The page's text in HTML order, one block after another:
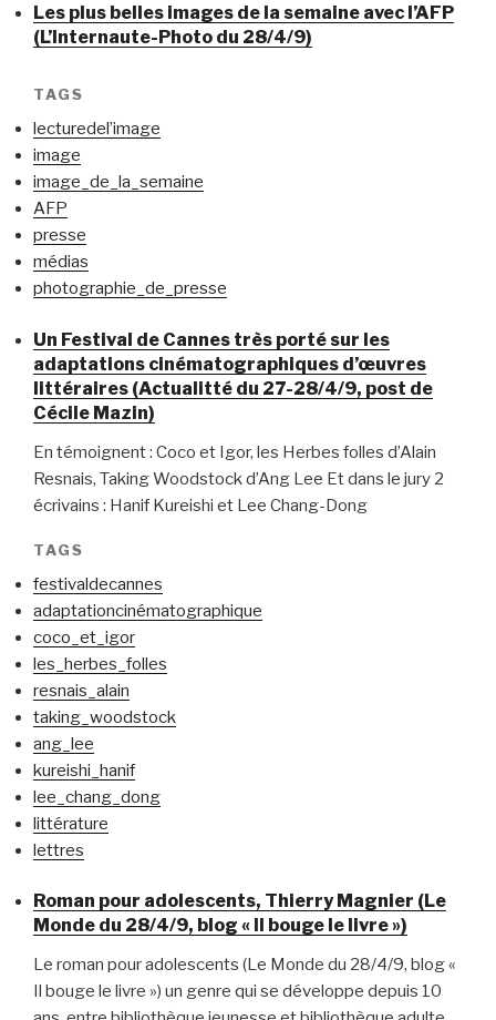
Les plus belles images de la semaine avec l’AFP
(L’Internaute-Photo du 28/4/9)
TAGS
lecturedel’image
image
image_de_la_semaine
AFP
presse
médias
photographie_de_presse
Un Festival de Cannes très porté sur les
adaptations cinématographiques d’œuvres
littéraires (Actualitté du 27-28/4/9, post de
Cécile Mazin)
En témoignent : Coco et Igor, les Herbes folles d’Alain
Resnais, Taking Woodstock d’Ang Lee Et dans le jury 2
écrivains : Hanif Kureishi et Lee Chang-Dong
TAGS
festivaldecannes
adaptationcinématographique
coco_et_igor
les_herbes_folles
resnais_alain
taking_woodstock
ang_lee
kureishi_hanif
lee_chang_dong
littérature
lettres
Roman pour adolescents, Thierry Magnier (Le
Monde du 28/4/9, blog « Il bouge le livre »)
Le roman pour adolescents (Le Monde du 28/4/9, blog «
Il bouge le livre ») un genre qui se développe depuis 10